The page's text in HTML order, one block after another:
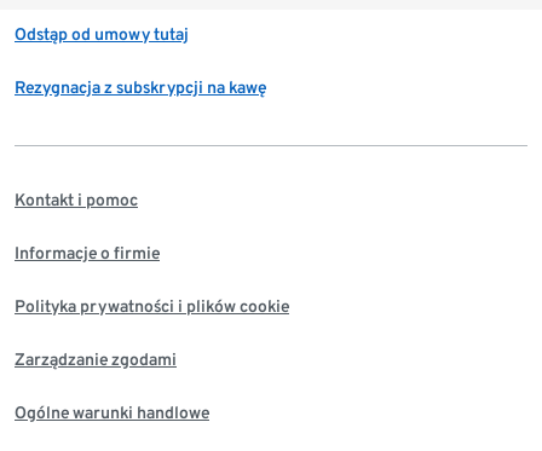
Odstąp od umowy tutaj
Rezygnacja z subskrypcji na kawę
Kontakt i pomoc
Informacje o firmie
Polityka prywatności i plików cookie
Zarządzanie zgodami
Ogólne warunki handlowe